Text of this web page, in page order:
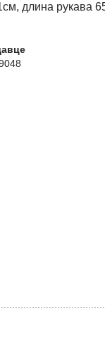
длина рукава